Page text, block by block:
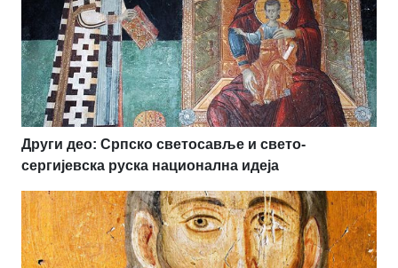
Други део: Српско светосавље и свето-
сергијевска руска национална идеја